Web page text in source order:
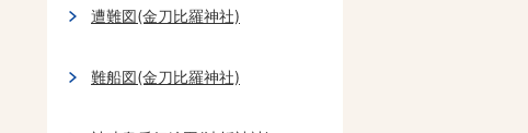
遭難図(金刀比羅神社)
難船図(金刀比羅神社)